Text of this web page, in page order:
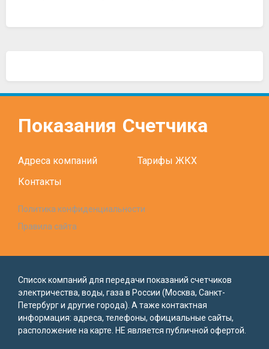
Показания Счетчика
Адреса компаний
Тарифы ЖКХ
Контакты
Политика конфиденциальности
Правила сайта
Список компаний для передачи показаний счетчиков
электричества, воды, газа в России (Москва, Санкт-
Петербург и другие города). А таже контактная
информация: адреса, телефоны, официальные сайты,
расположение на карте. НЕ является публичной офертой.